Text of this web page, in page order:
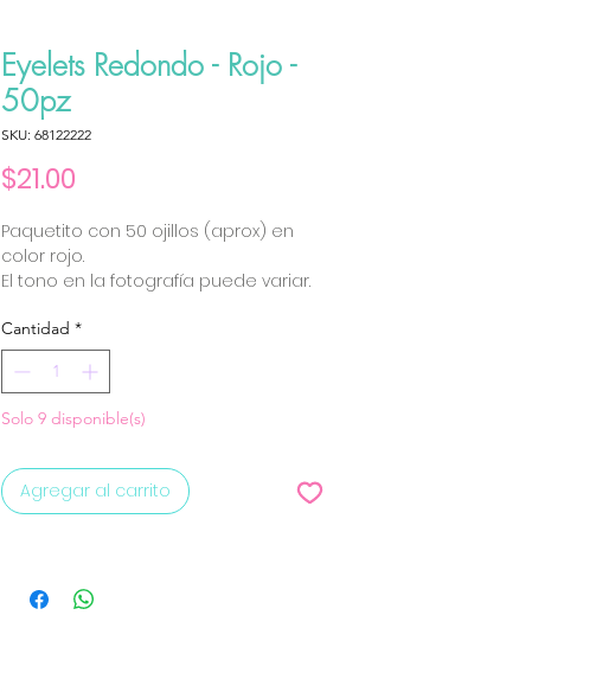
Eyelets Redondo - Rojo -
50pz
SKU: 68122222
$21.00
Paquetito con 50 ojillos (aprox) en
color rojo.
El tono en la fotografía puede variar.
Cantidad *
Solo 9 disponible(s)
Agregar al carrito